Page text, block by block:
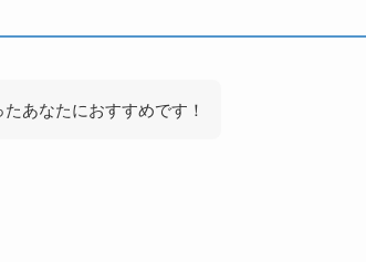
あなたにおすすめです！